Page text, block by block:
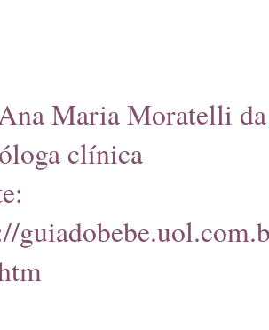
Maria Moratelli
clínica